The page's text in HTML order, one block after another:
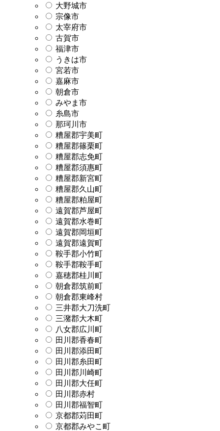
大野城市
宗像市
太宰府市
古賀市
福津市
うきは市
宮若市
嘉麻市
朝倉市
みやま市
糸島市
那珂川市
糟屋郡宇美町
糟屋郡篠栗町
糟屋郡志免町
糟屋郡須惠町
糟屋郡新宮町
糟屋郡久山町
糟屋郡粕屋町
遠賀郡芦屋町
遠賀郡水巻町
遠賀郡岡垣町
遠賀郡遠賀町
鞍手郡小竹町
鞍手郡鞍手町
嘉穂郡桂川町
朝倉郡筑前町
朝倉郡東峰村
三井郡大刀洗町
三潴郡大木町
八女郡広川町
田川郡香春町
田川郡添田町
田川郡糸田町
田川郡川崎町
田川郡大任町
田川郡赤村
田川郡福智町
京都郡苅田町
京都郡みやこ町